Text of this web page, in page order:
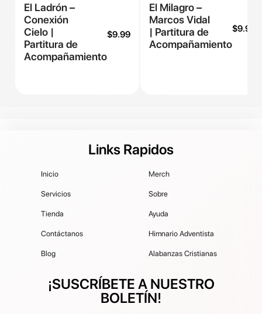
El Ladrón –
Conexión
Cielo |
Partitura de
Acompañamiento
$9.99
El Milagro –
Marcos Vidal
| Partitura de
Acompañamiento
$9.99
Links Rapidos
Inicio
Servicios
Tienda
Contáctanos
Blog
Merch
Sobre
Ayuda
Himnario Adventista
Alabanzas Cristianas
¡SUSCRÍBETE A NUESTRO
BOLETÍN!